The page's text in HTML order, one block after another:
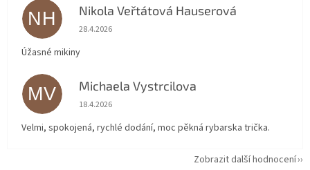
NH Nikola Veřtátová Hauserová
Hodnocení obchodu je 5 z 5 hvězdiček.
28.4.2026
Úžasné mikiny
MV Michaela Vystrcilova
Hodnocení obchodu je 5 z 5 hvězdiček.
18.4.2026
Velmi, spokojená, rychlé dodání, moc pěkná rybarska trička.
Zobrazit další hodnocení